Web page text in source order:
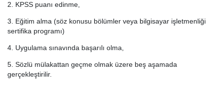
2. KPSS puanı edinme,
3. Eğitim alma (söz konusu bölümler veya bilgisayar işletmenliği
sertifika programı)
4. Uygulama sınavında başarılı olma,
5. Sözlü mülakattan geçme olmak üzere beş aşamada
gerçekleştirilir.